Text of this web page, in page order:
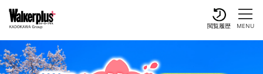
MENU
閲覧履歴